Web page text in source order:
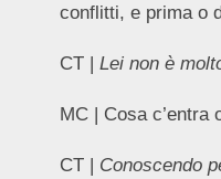
conflitti, e prima o
CT | Lei non è
MC | Cosa c’entra
CT | Conoscendo